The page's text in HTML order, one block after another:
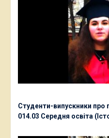
Студенти-випускники про
014.03 Середня освіта